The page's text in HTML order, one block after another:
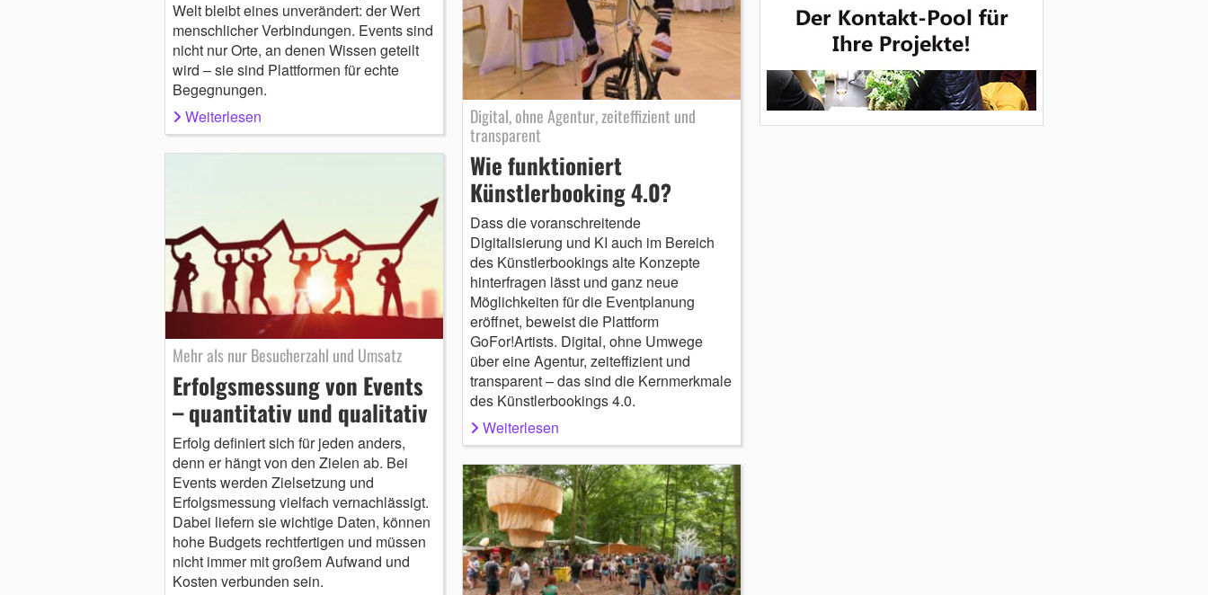
Welt bleibt eines unverändert: der Wert
menschlicher Verbindungen. Events sind
nicht nur Orte, an denen Wissen geteilt
wird – sie sind Plattformen für echte
Begegnungen.
Weiterlesen
Mehr als nur Besucherzahl und Umsatz
Erfolgsmessung von Events
– quantitativ und qualitativ
Erfolg definiert sich für jeden anders,
denn er hängt von den Zielen ab. Bei
Events werden Zielsetzung und
Erfolgsmessung vielfach vernachlässigt.
Dabei liefern sie wichtige Daten, können
hohe Budgets rechtfertigen und müssen
nicht immer mit großem Aufwand und
Kosten verbunden sein.
Digital, ohne Agentur, zeiteffizient und
transparent
Wie funktioniert
Künstlerbooking 4.0?
Dass die voranschreitende
Digitalisierung und KI auch im Bereich
des Künstlerbookings alte Konzepte
hinterfragen lässt und ganz neue
Möglichkeiten für die Eventplanung
eröffnet, beweist die Plattform
GoFor!Artists. Digital, ohne Umwege
über eine Agentur, zeiteffizient und
transparent – das sind die Kernmerkmale
des Künstlerbookings 4.0.
Weiterlesen